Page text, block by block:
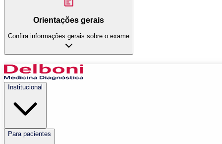
Orientações gerais
Confira informações gerais sobre o exame
Institucional
Para pacientes